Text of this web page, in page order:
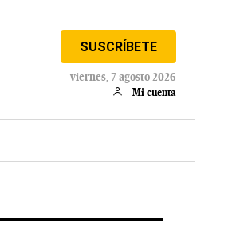
SUSCRÍBETE
viernes, 7 agosto 2026
Mi cuenta